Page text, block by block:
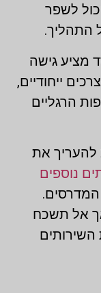
לשפר
התהליך.
מציע גישה
ייחודיים,
הרגליים
להעריך את
נוספים
אל תשכח
השירותים